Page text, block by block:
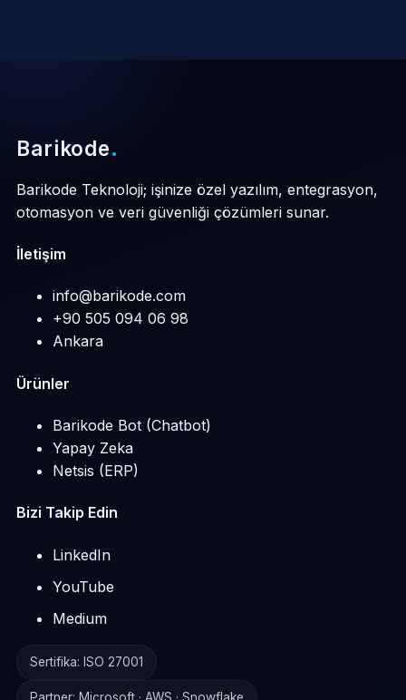
Barikode.
Barikode Teknoloji; işinize özel yazılım, entegrasyon,
otomasyon ve veri güvenliği çözümleri sunar.
İletişim
info@barikode.com
+90 505 094 06 98
Ankara
Ürünler
Barikode Bot (Chatbot)
Yapay Zeka
Netsis (ERP)
Bizi Takip Edin
LinkedIn
YouTube
Medium
Sertifika: ISO 27001
Partner: Microsoft · AWS · Snowflake